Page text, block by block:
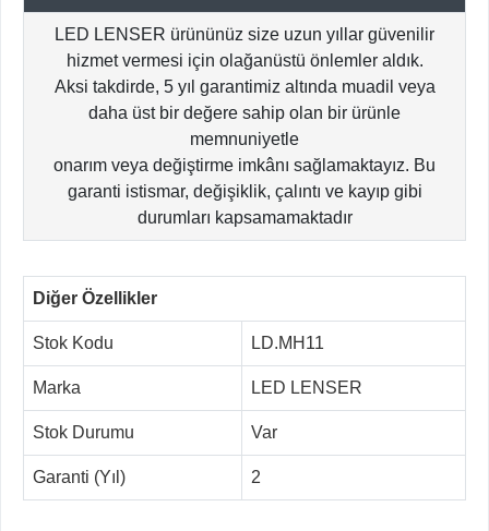
LED LENSER ürününüz size uzun yıllar güvenilir
hizmet vermesi için olağanüstü önlemler aldık.
Aksi takdirde, 5 yıl garantimiz altında muadil veya
daha üst bir değere sahip olan bir ürünle
memnuniyetle
onarım veya değiştirme imkânı sağlamaktayız. Bu
garanti istismar, değişiklik, çalıntı ve kayıp gibi
durumları kapsamamaktadır
Diğer Özellikler
Stok Kodu LD.MH11
Marka LED LENSER
Stok Durumu Var
Garanti (Yıl) 2